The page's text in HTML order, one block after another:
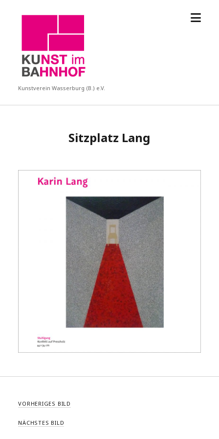
KUBA
Kunstverein Wasserburg (B.) e.V.
Menü
Sitzplatz Lang
VORHERIGES BILD
NÄCHSTES BILD